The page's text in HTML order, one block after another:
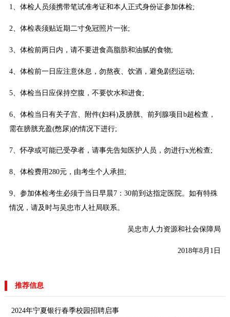
1、体检人员须携带笔试准考证和本人正式身份证参加体检;
2、体检表须贴近期二寸免冠照片一张;
3、体检前两日内，请不要进食高脂肪和油腻的食物;
4、体检前一日应注意休息，勿熬夜、饮酒，避免剧烈运动;
5、体检当日应保持空腹，不要饮水和进食;
6、体检当日有关子宫、附件(妇科)及膀胱、前列腺项目b超检查，
需在膀胱充盈(憋尿)的情况下进行;
7、怀孕或可能已受孕者，请事先告知医护人员，勿进行x光检查;
8、体检费用280元，由考生个人承担;
9、参加体检考生必须于当日早晨7：30前到达指定医院。如有特殊
情况，请及时与吴忠市人社局联系。
吴忠市人力资源和社会保障局
2018年8月1日
推荐信息
2024年宁夏银行春季校园招聘启事